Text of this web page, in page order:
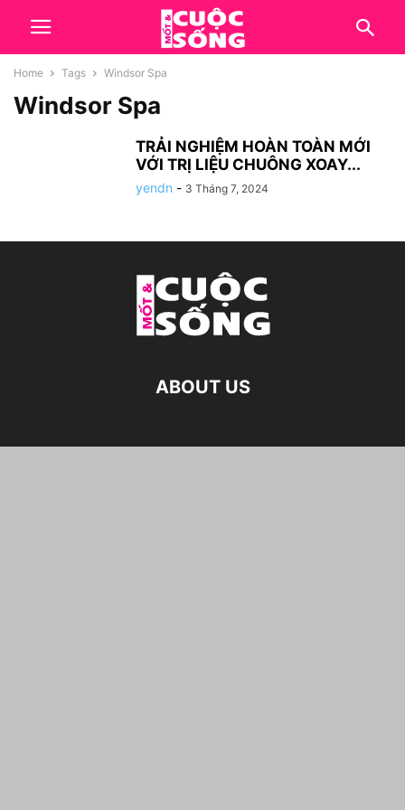
Home Tags Windsor Spa
Windsor Spa
TRẢI NGHIỆM HOÀN TOÀN MỚI
VỚI TRỊ LIỆU CHUÔNG XOAY...
yendn - 3 Tháng 7, 2024
ABOUT US